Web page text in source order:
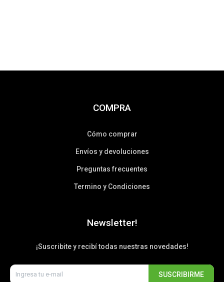
COMPRA
Cómo comprar
Envíos y devoluciones
Preguntas frecuentes
Termino y Condiciones
Newsletter!
¡Suscribite y recibí todas nuestras novedades!
SUSCRIBIRME